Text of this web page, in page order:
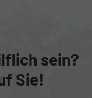
sein?
Sie!